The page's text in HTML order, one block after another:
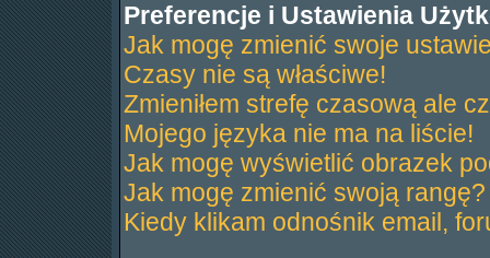
Preferencje i Ustawienia
Jak mogę zmienić swoje
Czasy nie są właściwe!
Zmieniłem strefę czasową ale
Mojego języka nie ma na liście!
Jak mogę wyświetlić obrazek
Jak mogę zmienić swoją rangę?
Kiedy klikam odnośnik email,